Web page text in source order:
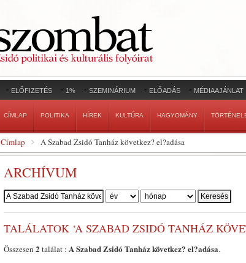
ELŐFIZETÉS 1% SZEMINÁRIUM ELŐADÁS MÉDIAAJÁNLAT
CÍMLAP POLITIKA HÍREK KULTÚRA HAGYOMÁNY
Címlap A Szabad Zsidó Tanház következ? el?adása
ARCHÍVUM
Szerző:
TALÁLATOK ‘A SZABAD ZSIDÓ TANHÁZ
Összesen 2 találat : A Szabad Zsidó Tanház következ? el?adása.